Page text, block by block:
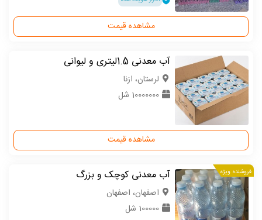
مشاهده قیمت
آب معدنی 1.5لیتری و لیوانی
لرستان، ازنا
10000000 شل
مشاهده قیمت
فروشنده ویژه آب معدنی کوچک و بزرگ
اصفهان، اصفهان
100000 شل